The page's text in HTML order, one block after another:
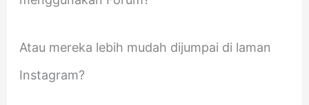
Atau mereka lebih mudah dijumpai di laman
Instagram?